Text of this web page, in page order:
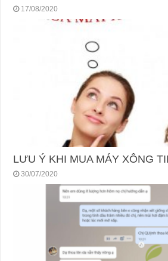
17/08/2020
LƯU Ý KHI MUA MÁY XÔNG
30/07/2020